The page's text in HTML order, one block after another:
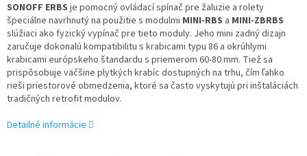
SONOFF ERBS je pomocný ovládací spínač pre žaluzie a rolety
špeciálne navrhnutý na použitie s modulmi MINI-RBS a MINI-ZBRBS
slúžiaci ako fyzický vypínač pre tieto moduly. Jeho mini zadný dizajn
zaručuje dokonalú kompatibilitu s krabicami typu 86 a okrúhlymi
krabicami európskeho štandardu s priemerom 60-80 mm. Tiež sa
prispôsobuje väčšine plytkých krabíc dostupných na trhu, čím ľahko
rieši priestorové obmedzenia, ktoré sa často vyskytujú pri inštaláciách
tradičných retrofit modulov.
Detailné informácie